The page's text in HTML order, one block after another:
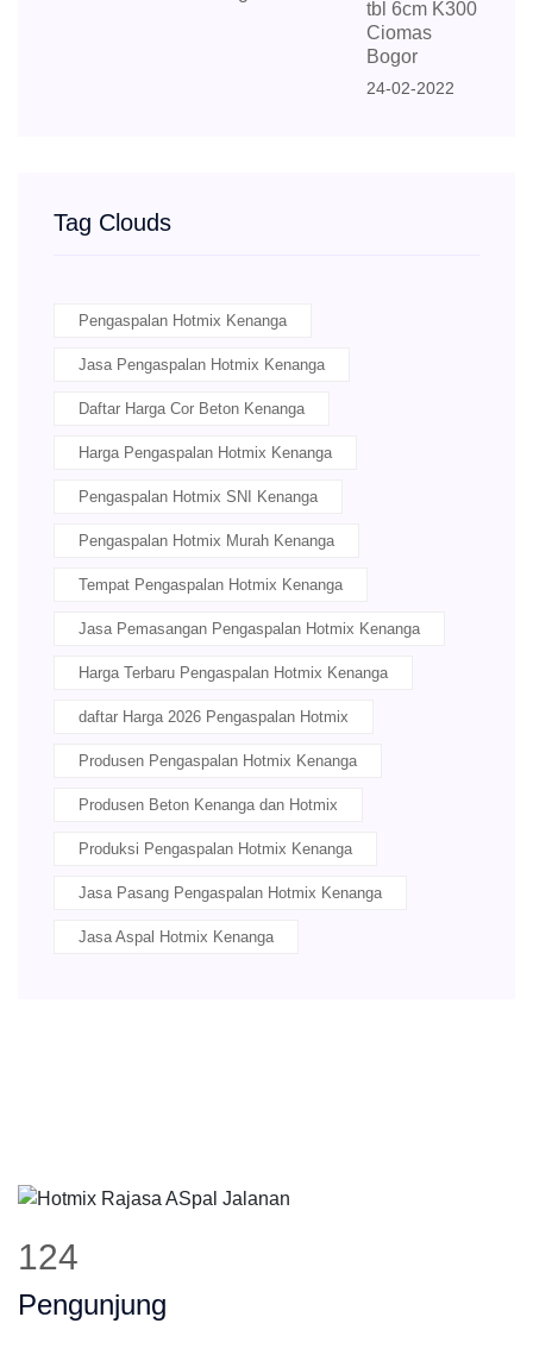
tbl 6cm K300
Ciomas
Bogor
24-02-2022
Tag Clouds
Pengaspalan Hotmix Kenanga
Jasa Pengaspalan Hotmix Kenanga
Daftar Harga Cor Beton Kenanga
Harga Pengaspalan Hotmix Kenanga
Pengaspalan Hotmix SNI Kenanga
Pengaspalan Hotmix Murah Kenanga
Tempat Pengaspalan Hotmix Kenanga
Jasa Pemasangan Pengaspalan Hotmix Kenanga
Harga Terbaru Pengaspalan Hotmix Kenanga
daftar Harga 2026 Pengaspalan Hotmix
Produsen Pengaspalan Hotmix Kenanga
Produsen Beton Kenanga dan Hotmix
Produksi Pengaspalan Hotmix Kenanga
Jasa Pasang Pengaspalan Hotmix Kenanga
Jasa Aspal Hotmix Kenanga
145
Pengunjung